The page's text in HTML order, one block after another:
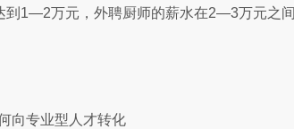
1—2万元，外聘厨师的薪水在2—3万元之
向专业型人才转化